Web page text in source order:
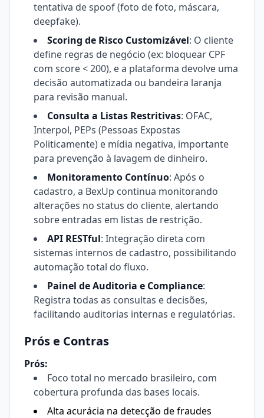
tentativa de spoof (foto de foto, máscara,
deepfake).
Scoring de Risco Customizável: O cliente
define regras de negócio (ex: bloquear CPF
com score < 200), e a plataforma devolve uma
decisão automatizada ou bandeira laranja
para revisão manual.
Consulta a Listas Restritivas: OFAC,
Interpol, PEPs (Pessoas Expostas
Politicamente) e mídia negativa, importante
para prevenção à lavagem de dinheiro.
Monitoramento Contínuo: Após o
cadastro, a BexUp continua monitorando
alterações no status do cliente, alertando
sobre entradas em listas de restrição.
API RESTful: Integração direta com
sistemas internos de cadastro, possibilitando
automação total do fluxo.
Painel de Auditoria e Compliance:
Registra todas as consultas e decisões,
facilitando auditorias internas e regulatórias.
Prós e Contras
Prós:
Foco total no mercado brasileiro, com
cobertura profunda das bases locais.
Alta acurácia na detecção de fraudes